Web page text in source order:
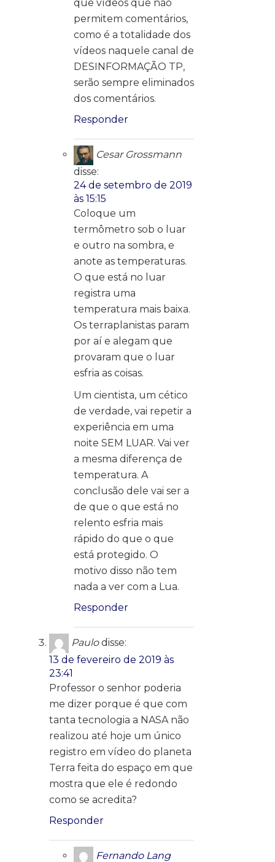
que vídeos que não
permitem comentários,
como é a totalidade dos
vídeos naquele canal de
DESINFORMAÇÃO TP,
serão sempre eliminados
dos comentários.
Responder
Cesar Grossmann
disse:
24 de setembro de 2019
às 15:15
Coloque um
termômetro sob o luar
e outro na sombra, e
anote as temperaturas.
O que está no luar
registra uma
temperatura mais baixa.
Os terraplanistas param
por aí e alegam que
provaram que o luar
esfria as coisas.
Um cientista, um cético
de verdade, vai repetir a
experiência em uma
noite SEM LUAR. Vai ver
a mesma diferença de
temperatura. A
conclusão dele vai ser a
de que o que está no
relento esfria mais
rápido do que o que
está protegido. O
motivo disso não tem
nada a ver com a Lua.
Responder
Paulo disse:
13 de fevereiro de 2019 às
23:41
Professor o senhor poderia
me dizer porque é que com
tanta tecnologia a NASA não
realizou até hoje um único
registro em vídeo do planeta
Terra feita do espaço em que
mostra que ele é redondo
como se acredita?
Responder
Fernando Lang